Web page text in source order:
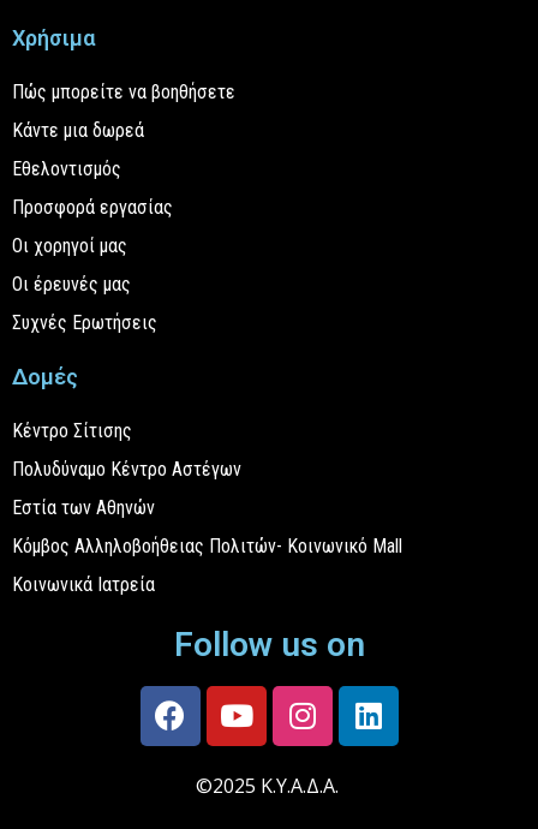
Χρήσιμα
Πώς μπορείτε να βοηθήσετε
Κάντε μια δωρεά
Εθελοντισμός
Προσφορά εργασίας
Οι χορηγοί μας
Οι έρευνές μας
Συχνές Ερωτήσεις
Δομές
Κέντρο Σίτισης
Πολυδύναμο Κέντρο Αστέγων
Εστία των Αθηνών
Κόμβος Αλληλοβοήθειας Πολιτών- Κοινωνικό Mall
Κοινωνικά Ιατρεία
Follow us on
©2025 Κ.Υ.Α.Δ.Α.